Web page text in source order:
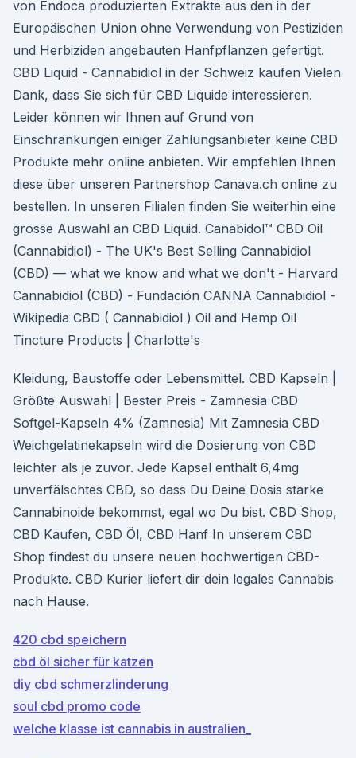
von Endoca produzierten Extrakte aus den in der
Europäischen Union ohne Verwendung von Pestiziden
und Herbiziden angebauten Hanfpflanzen gefertigt.
CBD Liquid - Cannabidiol in der Schweiz kaufen Vielen
Dank, dass Sie sich für CBD Liquide interessieren.
Leider können wir Ihnen auf Grund von
Einschränkungen einiger Zahlungsanbieter keine CBD
Produkte mehr online anbieten. Wir empfehlen Ihnen
diese über unseren Partnershop Canava.ch online zu
bestellen. In unseren Filialen finden Sie weiterhin eine
grosse Auswahl an CBD Liquid. Canabidol™ CBD Oil
(Cannabidiol) - The UK's Best Selling Cannabidiol
(CBD) — what we know and what we don't - Harvard
Cannabidiol (CBD) - Fundación CANNA Cannabidiol -
Wikipedia CBD ( Cannabidiol ) Oil and Hemp Oil
Tincture Products | Charlotte's
Kleidung, Baustoffe oder Lebensmittel. CBD Kapseln |
Größte Auswahl | Bester Preis - Zamnesia CBD
Softgel-Kapseln 4% (Zamnesia) Mit Zamnesia CBD
Weichgelatinekapseln wird die Dosierung von CBD
leichter als je zuvor. Jede Kapsel enthält 6,4mg
unverfälschtes CBD, so dass Du Deine Dosis starke
Cannabinoide bekommst, egal wo Du bist. CBD Shop,
CBD Kaufen, CBD Öl, CBD Hanf In unserem CBD
Shop findest du unsere neuen hochwertigen CBD-
Produkte. CBD Kurier liefert dir dein legales Cannabis
nach Hause.
420 cbd speichern
cbd öl sicher für katzen
diy cbd schmerzlinderung
soul cbd promo code
welche klasse ist cannabis in australien_